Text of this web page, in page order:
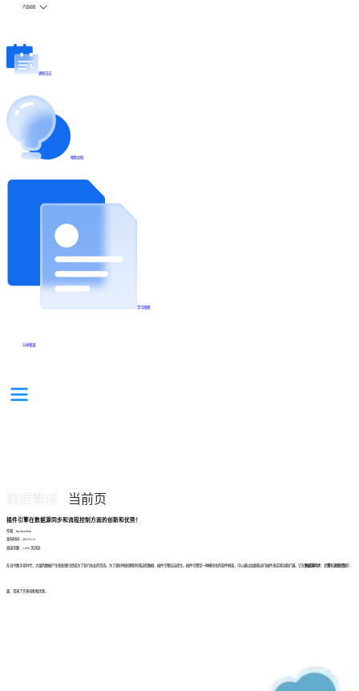
产品动态
更新日志
帮助文档
学习视频
分享集锦
当前页
插件引擎在数据源同步和流程控制方面的创新和优势！
作者：finedatalink
发布时间：2023.8.15
阅读次数：1,456 次浏览
在当今数字化时代，大量的数据产生和处理已经成为了各行各业的常态。为了更好地处理和利用这些数据，插件引擎应运而生。插件引擎是一种模块化的软件框架，可以通过加载和运行插件来实现功能扩展。它在 数据源同步 、 计算 和 流程控制方
面，带来了许多创新和优势。